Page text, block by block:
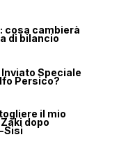
cosa cambierà
di bilancio
Speciale
Persico?
il mio
dopo
Sisi